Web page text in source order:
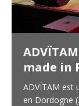
made in
ADVÏTAM est
en Dordogne